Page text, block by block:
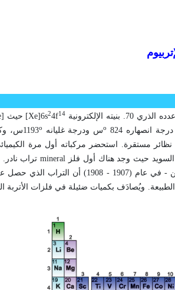
الإلكترونية Xe]6s24f14 ] حيث [
oس ودرجة غليانه o1193س، وكتلته الحجمية (عند الدرجة 25
حيث وجد هناك أول فلز mineralتراب نادر.
- منفصلين - في عام (1907 - 1908) أن
الطبيعة. ويُصادَف بكميات ضئيلة في فلزات